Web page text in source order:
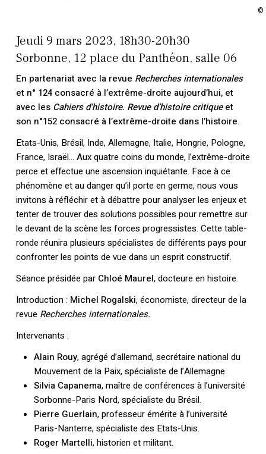
©
Jeudi 9 mars 2023, 18h30-20h30
Sorbonne, 12 place du Panthéon, salle 06
En partenariat avec la revue Recherches internationales
et n° 124 consacré à l’extrême-droite aujourd’hui, et
avec les Cahiers d’histoire. Revue d’histoire critiqueet
son n°152 consacré à l’extrême-droite dans l’histoire.
Etats-Unis, Brésil, Inde, Allemagne, Italie, Hongrie, Pologne,
France, Israël… Aux quatre coins du monde, l’extrême-droite
perce et effectue une ascension inquiétante. Face à ce
phénomène et au danger qu’il porte en germe, nous vous
invitons à réfléchir et à débattre pour analyser les enjeux et
tenter de trouver des solutions possibles pour remettre sur
le devant de la scène les forces progressistes. Cette table-
ronde réunira plusieurs spécialistes de différents pays pour
confronter les points de vue dans un esprit constructif.
Séance présidée par Chloé Maurel, docteure en histoire.
Introduction : Michel Rogalski, économiste, directeur de la
revue Recherches internationales.
Intervenants :
Alain Rouy, agrégé d’allemand, secrétaire national du
Mouvement de la Paix, spécialiste de l’Allemagne
Silvia Capanema, maître de conférences à l’université
Sorbonne-Paris Nord, spécialiste du Brésil.
Pierre Guerlain, professeur émérite à l’université
Paris-Nanterre, spécialiste des Etats-Unis.
Roger Martelli, historien et militant.